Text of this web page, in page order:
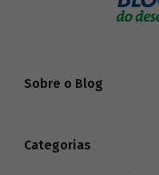
Sobre o Blog
Categorias